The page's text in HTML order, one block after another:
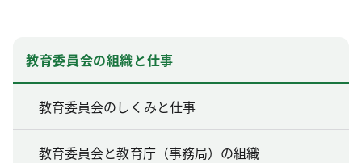
教育委員会の組織と仕事
教育委員会のしくみと仕事
教育委員会と教育庁（事務局）の組織